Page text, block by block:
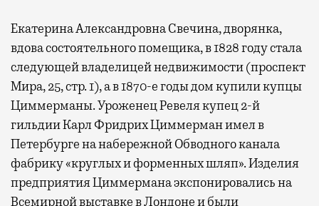
Екатерина Александровна Свечина, дворянка,
вдова состоятельного помещика, в 1828 году стала
следующей владелицей недвижимости (проспект
Мира, 25, стр. 1), а в 1870-е годы дом купили купцы
Циммерманы. Уроженец Ревеля купец 2-й
гильдии Карл Фридрих Циммерман имел в
Петербурге на набережной Обводного канала
фабрику «круглых и форменных шляп». Изделия
предприятия Циммермана экспонировались на
Всемирной выставке в Лондоне и были